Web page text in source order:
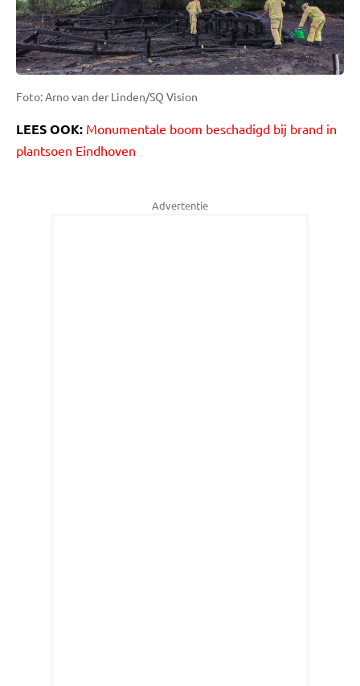
Foto: Arno van der Linden/SQ Vision
LEES OOK: Monumentale boom beschadigd bij brand in
plantsoen Eindhoven
Advertentie